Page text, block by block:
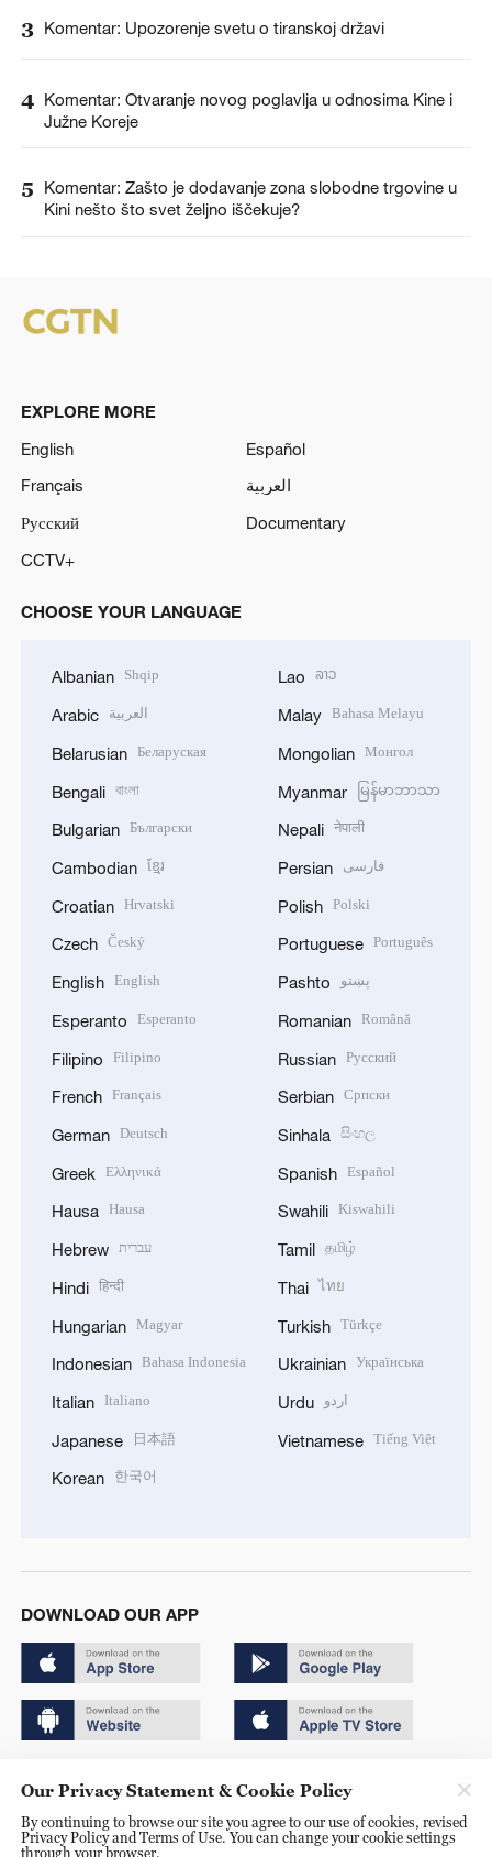
3 Komentar: Upozorenje svetu o tiranskoj državi
4 Komentar: Otvaranje novog poglavlja u odnosima Kine i
Južne Koreje
5
Komentar: Zašto je dodavanje zona slobodne trgovine u
Kini nešto što svet željno iščekuje?
EXPLORE MORE
English
Español
Français
العربية
Русский
Documentary
CCTV+
CHOOSE YOUR LANGUAGE
Albanian Shqip
Arabic العربية
Belarusian Беларуская
Bengali বাংলা
Bulgarian Български
Cambodian ខ្មែរ
Croatian Hrvatski
Czech Český
English English
Esperanto Esperanto
Filipino Filipino
French Français
German Deutsch
Greek Ελληνικά
Hausa Hausa
Hebrew עברית
Hindi हिन्दी
Hungarian Magyar
Indonesian Bahasa Indonesia
Italian Italiano
Japanese 日本語
Korean 한국어
Lao ລາວ
Malay Bahasa Melayu
Mongolian Монгол
Myanmar မြန်မာဘာသာ
Nepali नेपाली
Persian فارسی
Polish Polski
Portuguese Português
Pashto پښتو
Romanian Română
Russian Русский
Serbian Српски
Sinhala සිංහල
Spanish Español
Swahili Kiswahili
Tamil தமிழ்
Thai ไทย
Turkish Türkçe
Ukrainian Українська
Urdu اردو
Vietnamese Tiếng Việt
DOWNLOAD OUR APP
京ICP备20000184号
京公网安备 11010502050052号
Our Privacy Statement & Cookie Policy
By continuing to browse our site you agree to our use of cookies, revised
Privacy Policy and Terms of Use. You can change your cookie settings
through your browser.